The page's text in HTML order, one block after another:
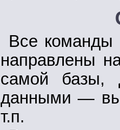
Все команды
направлены
самой базы,
данными —
т.п.